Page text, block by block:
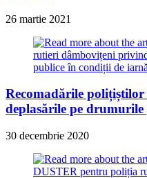
26 martie 2021
Recomadările
deplasările pe
30 decembrie 2020